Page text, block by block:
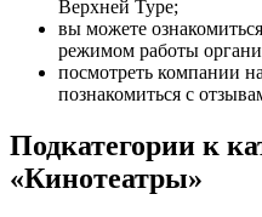
Верхней Туре;
вы можете
режимом работы
посмотреть компании
познакомиться с
Подкатегории к
«Кинотеатры»